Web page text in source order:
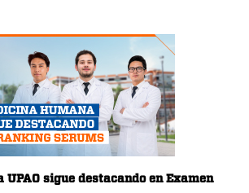
sigue destacando en Examen